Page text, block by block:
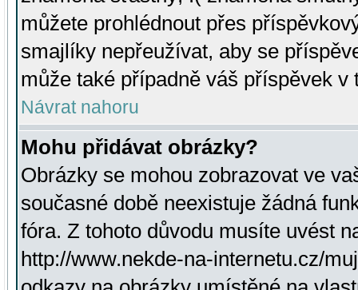
můžete prohlédnout přes
smajlíky nepřeužívat, aby se
může také případně váš příspěvek v
Návrat nahoru
Mohu přidávat obrázky?
Obrázky se mohou zobrazovat ve
současné době neexistuje žádná
fóra. Z tohoto důvodu musíte uvést
http://www.nekde-na-internetu.cz/